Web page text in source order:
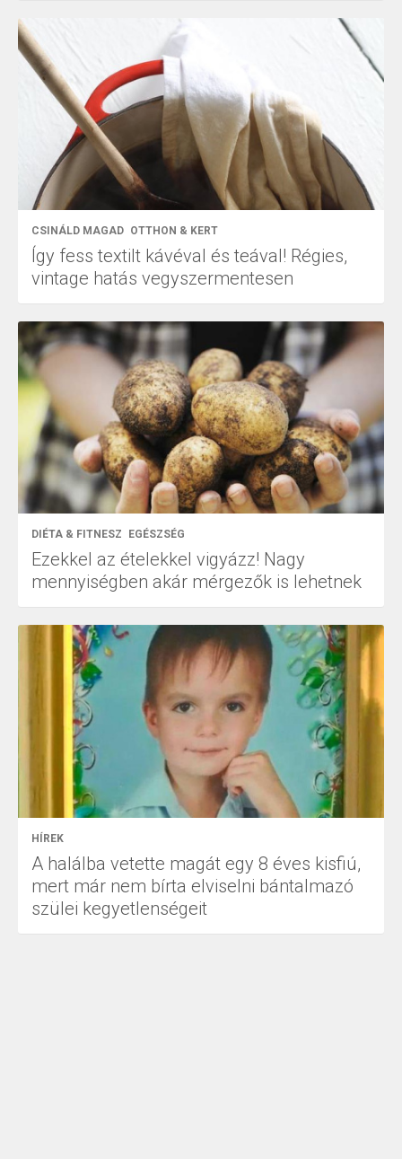
CSINÁLD MAGAD OTTHON & KERT
Így fess textilt kávéval és teával! Régies,
vintage hatás vegyszermentesen
DIÉTA & FITNESZ EGÉSZSÉG
Ezekkel az ételekkel vigyázz! Nagy
mennyiségben akár mérgezők is lehetnek
HÍREK
A halálba vetette magát egy 8 éves kisfiú,
mert már nem bírta elviselni bántalmazó
szülei kegyetlenségeit